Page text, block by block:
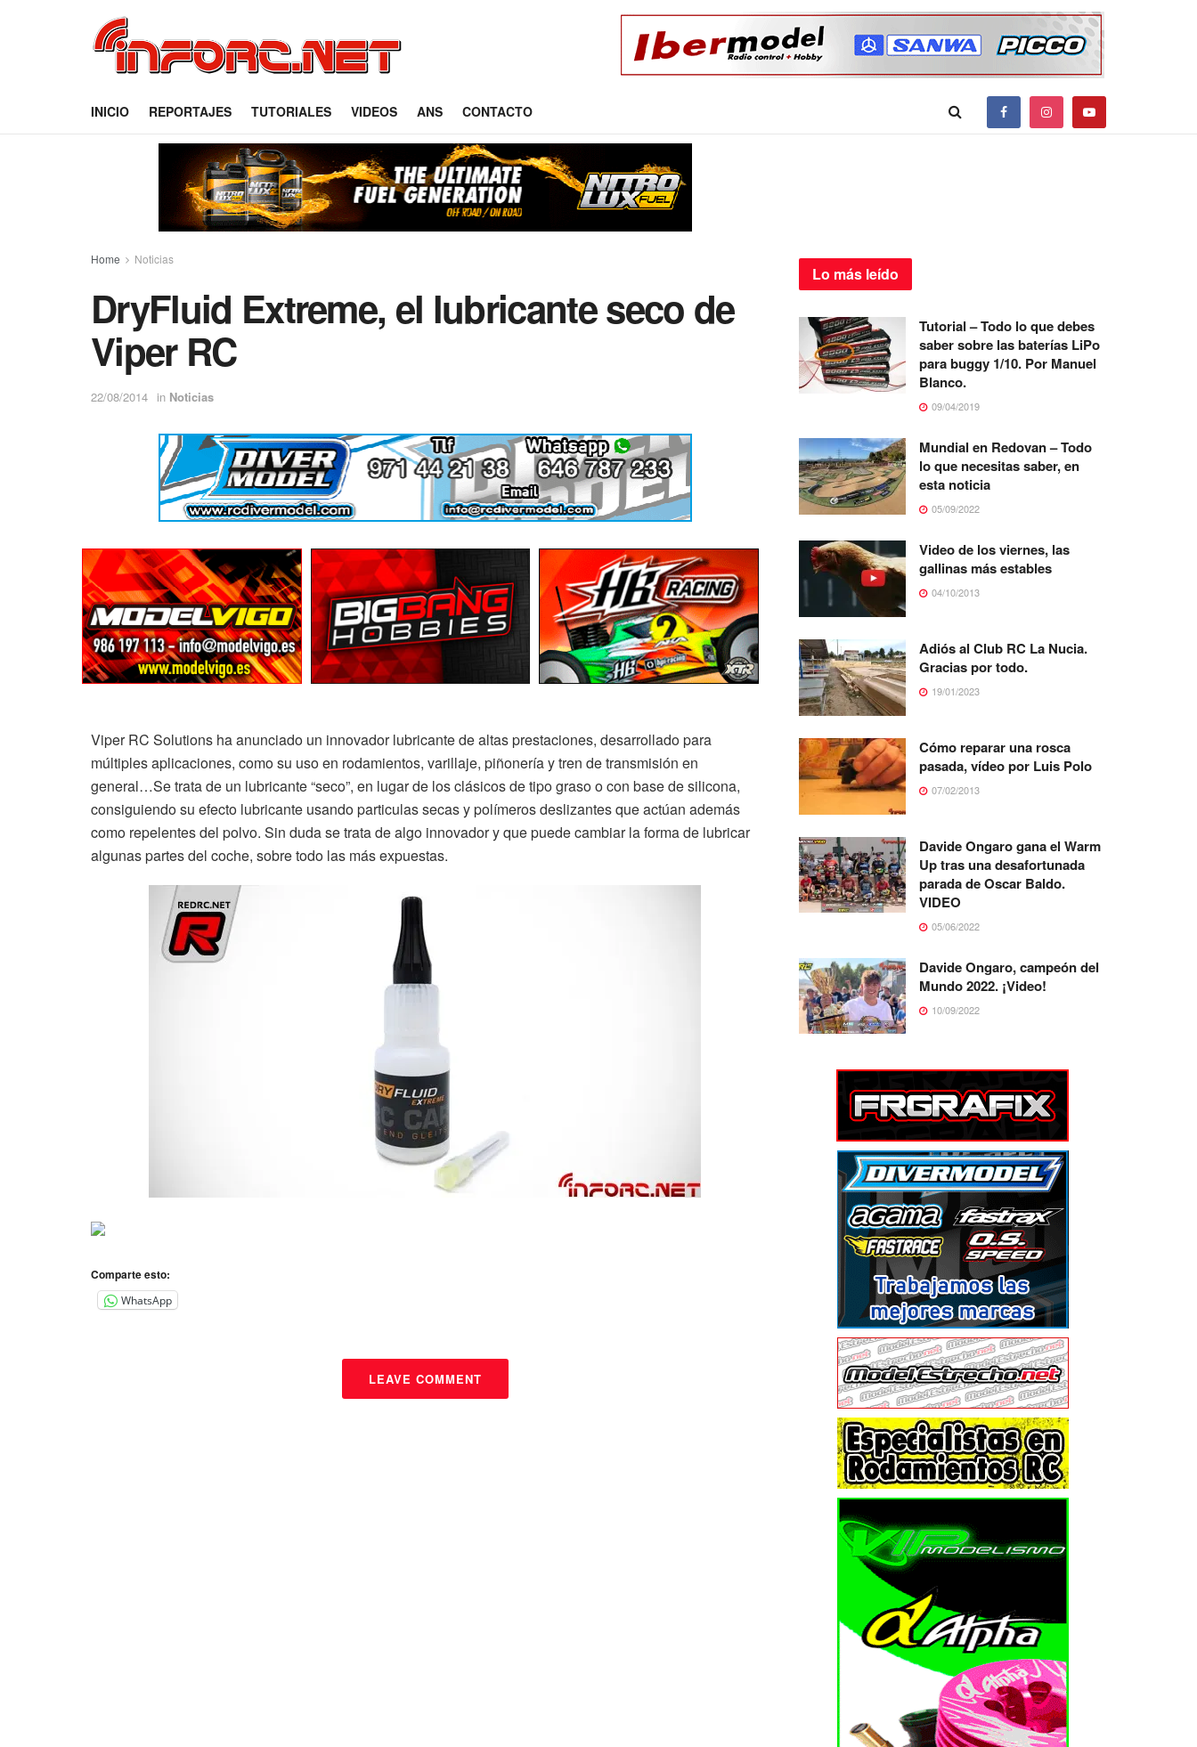
INICIO REPORTAJES TUTORIALES VIDEOS ANS CONTACTO
Home Noticias
DryFluid Extreme, el lubricante seco de
Viper RC
22/08/2014 in Noticias
Viper RC Solutions ha anunciado un innovador lubricante de altas prestaciones, desarrollado para
múltiples aplicaciones, como su uso en rodamientos, varillaje, piñonería y tren de transmisión en
general…Se trata de un lubricante “seco”, en lugar de los clásicos de tipo graso o con base de silicona,
consiguiendo su efecto lubricante usando particulas secas y polímeros deslizantes que actúan además
como repelentes del polvo. Sin duda se trata de algo innovador y que puede cambiar la forma de lubricar
algunas partes del coche, sobre todo las más expuestas.
Comparte esto:
WhatsApp
LEAVE COMMENT
Lo más leído
Tutorial – Todo lo que debes
saber sobre las baterías LiPo
para buggy 1/10. Por Manuel
Blanco.
09/04/2019
Mundial en Redovan – Todo
lo que necesitas saber, en
esta noticia
05/09/2022
Video de los viernes, las
gallinas más estables
04/10/2013
Adiós al Club RC La Nucia.
Gracias por todo.
19/01/2023
Cómo reparar una rosca
pasada, vídeo por Luis Polo
07/02/2013
Davide Ongaro gana el Warm
Up tras una desafortunada
parada de Oscar Baldo.
VIDEO
05/06/2022
Davide Ongaro, campeón del
Mundo 2022. ¡Video!
10/09/2022